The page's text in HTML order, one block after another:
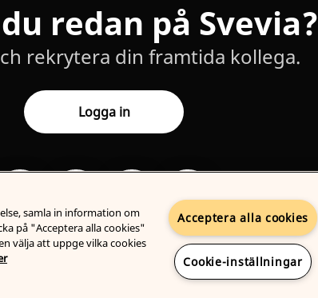
redan på Svevia?
rekrytera din framtida kollega.
Logga in
samla in information om
på "Acceptera alla cookies"
välja att uppge vilka cookies
Acceptera alla cookies
Cookie-inställningar